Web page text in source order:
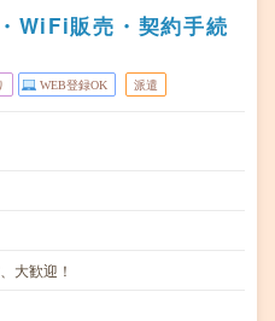
WiFi販売・契約手続
WEB登録OK 派遣
大歓迎！